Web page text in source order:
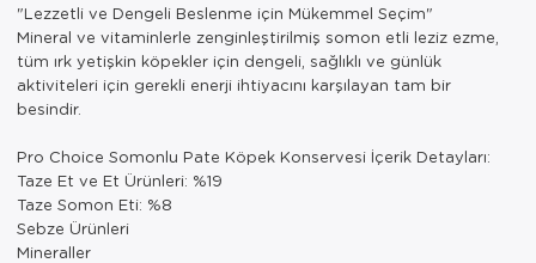
"Lezzetli ve Dengeli Beslenme için Mükemmel Seçim"
Mineral ve vitaminlerle zenginleştirilmiş somon etli leziz ezme,
tüm ırk yetişkin köpekler için dengeli, sağlıklı ve günlük
aktiviteleri için gerekli enerji ihtiyacını karşılayan tam bir
besindir.
Pro Choice Somonlu Pate Köpek Konservesi İçerik Detayları:
Taze Et ve Et Ürünleri: %19
Taze Somon Eti: %8
Sebze Ürünleri
Mineraller